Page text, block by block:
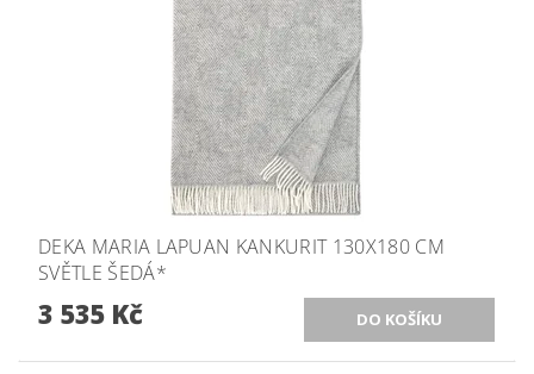
DEKA MARIA LAPUAN KANKURIT 130X180 CM
SVĚTLE ŠEDÁ*
3 535 Kč